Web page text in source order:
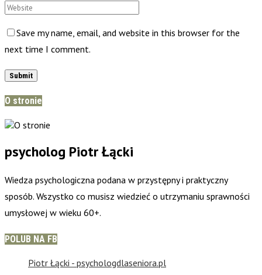
Save my name, email, and website in this browser for the
next time I comment.
O stronie
psycholog Piotr Łącki
Wiedza psychologiczna podana w przystępny i praktyczny
sposób. Wszystko co musisz wiedzieć o utrzymaniu sprawności
umysłowej w wieku 60+.
POLUB NA FB
Piotr Łącki - psychologdlaseniora.pl